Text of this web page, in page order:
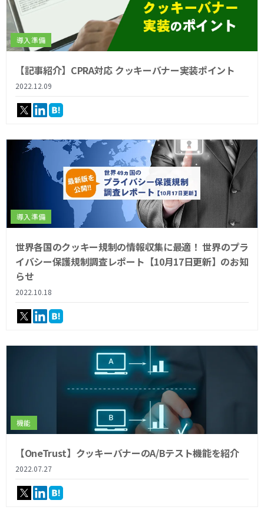
導入準備
【記事紹介】CPRA対応 クッキーバナー実装ポイント
2022.12.09
導入準備
世界各国のクッキー規制の情報収集に最適！ 世界のプラ
イバシー保護規制調査レポート【10月17日更新】のお知
らせ
2022.10.18
機能
【OneTrust】クッキーバナーのA/Bテスト機能を紹介
2022.07.27